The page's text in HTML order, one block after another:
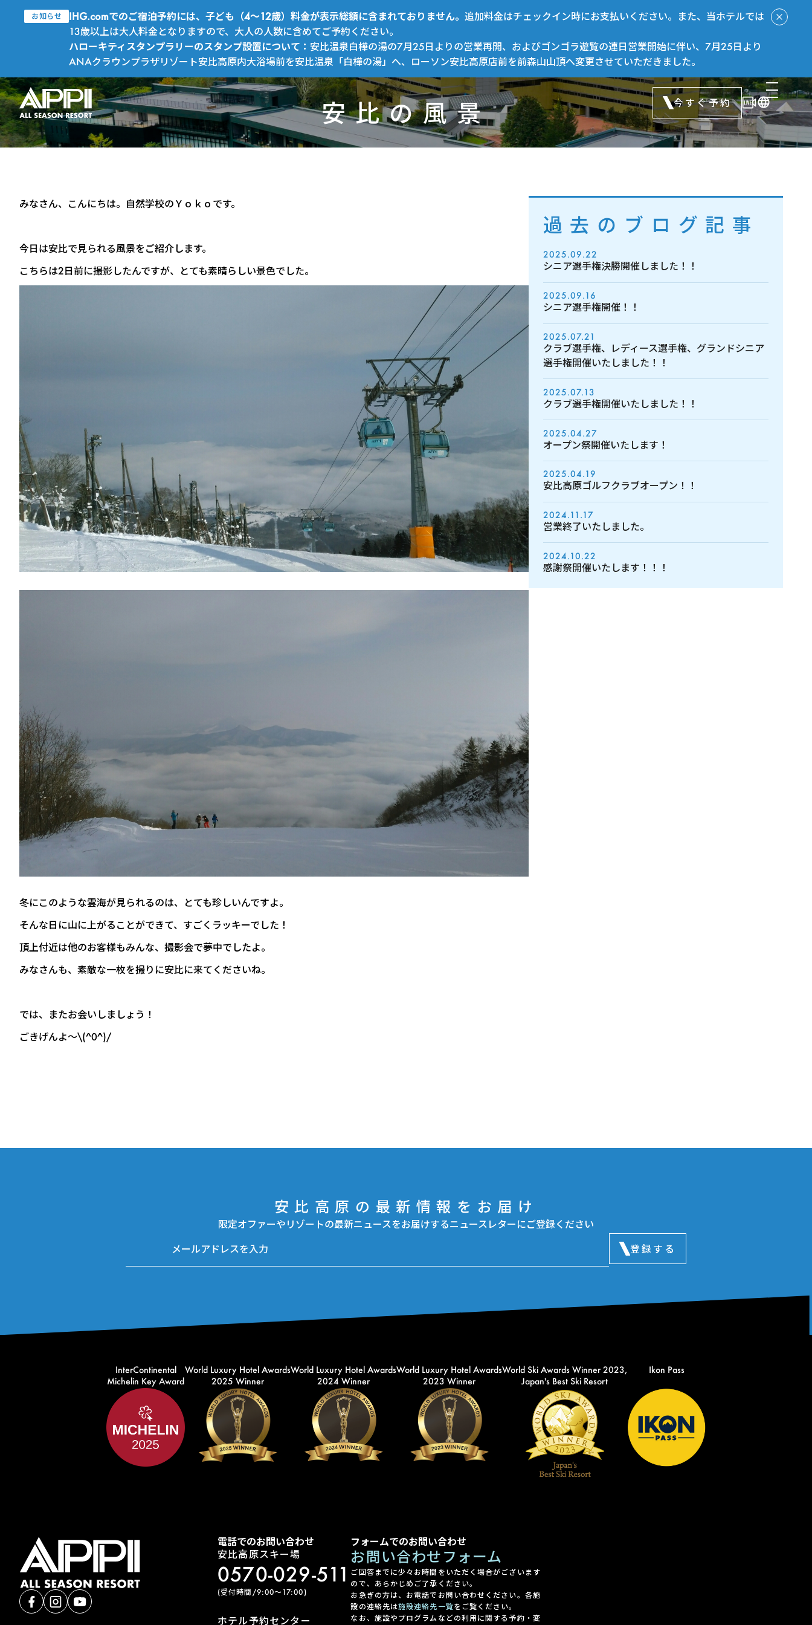
お知らせ IHG.comでのご宿泊予約には、子ども（4～12歳）料金が表示総額に含まれておりません。追加料金はチェックイン時にお支払いください。また、当ホテルでは
13歳以上は大人料金となりますので、大人の人数に含めてご予約ください。
ハローキティスタンプラリーのスタンプ設置について：安比温泉白樺の湯の7月25日よりの営業再開、およびゴンゴラ遊覧の連日営業開始に伴い、7月25日より
ANAクラウンプラザリゾート安比高原内大浴場前を安比温泉「白樺の湯」へ、ローソン安比高原店前を前森山山頂へ変更させていただきました。
今すぐ予約
安比の風景
みなさん、こんにちは。自然学校のＹｏｋｏです。
今日は安比で見られる風景をご紹介します。
こちらは2日前に撮影したんですが、とても素晴らしい景色でした。
冬にこのような雲海が見られるのは、とても珍しいんですよ。
そんな日に山に上がることができて、すごくラッキーでした！
頂上付近は他のお客様もみんな、撮影会で夢中でしたよ。
みなさんも、素敵な一枚を撮りに安比に来てくださいね。
では、またお会いしましょう！
ごきげんよ～\(^0^)/
過去のブログ記事
2025.09.22
シニア選手権決勝開催しました！！
2025.09.16
シニア選手権開催！！
2025.07.21
クラブ選手権、レディース選手権、グランドシニア
選手権開催いたしました！！
2025.07.13
クラブ選手権開催いたしました！！
2025.04.27
オープン祭開催いたします！
2025.04.19
安比高原ゴルフクラブオープン！！
2024.11.17
営業終了いたしました。
2024.10.22
感謝祭開催いたします！！！
安比高原の最新情報をお届け
限定オファーやリゾートの最新ニュースをお届けするニュースレターにご登録ください
登録する
InterContinental
Michelin Key Award
World Luxury Hotel Awards
2025 Winner
World Luxury Hotel Awards
2024 Winner
World Luxury Hotel Awards
2023 Winner
World Ski Awards Winner 2023,
Japan's Best Ski Resort
Ikon Pass
電話でのお問い合わせ
安比高原スキー場
0570-029-511
(受付時間/9:00〜17:00)
ホテル予約センター
フォームでのお問い合わせ
お問い合わせフォーム
ご回答までに少々お時間をいただく場合がございます
ので、あらかじめご了承ください。
お急ぎの方は、お電話でお問い合わせください。各施
設の連絡先は施設連絡先一覧をご覧ください。
なお、施設やプログラムなどの利用に関する予約・変